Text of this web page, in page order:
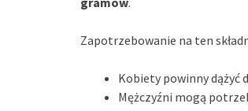
Zapotrzebowanie na ten
Kobiety powinny dążyć
Mężczyźni mogą